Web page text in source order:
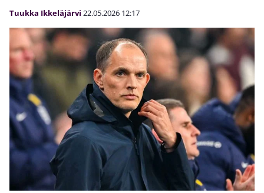
Tuukka Ikkeläjärvi 22.05.2026 12:17